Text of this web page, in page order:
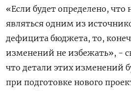
«Если будет определено, что
являться одним из
дефицита бюджета, то,
изменений не избежать», -
что детали этих изменений
при подготовке нового